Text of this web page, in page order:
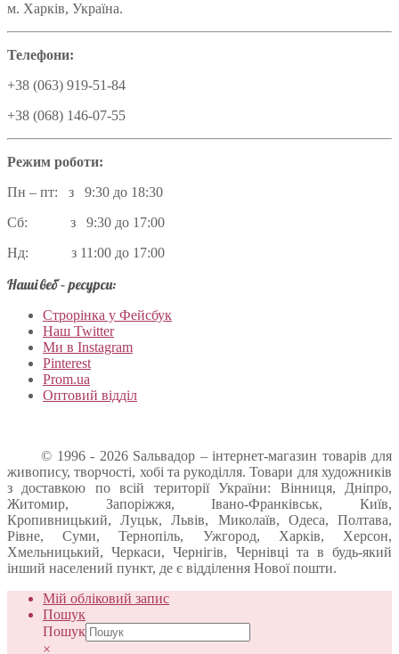
м. Харків, Україна.
Телефони:
+38 (063) 919-51-84
+38 (068) 146-07-55
Режим роботи:
Пн – пт: з 9:30 до 18:30
Сб: з 9:30 до 17:00
Нд: з 11:00 до 17:00
Наші веб – ресурси:
Строрінка у Фейсбук
Наш Twitter
Ми в Instagram
Pinterest
Prom.ua
Оптовий відділ
© 1996 - 2026 Sальвадор – інтернет-магазин товарів для
живопису, творчості, хобі та рукоділля. Товари для художників
з доставкою по всій території України: Вінниця, Дніпро,
Житомир, Запоріжжя, Івано-Франківськ, Київ,
Кропивницький, Луцьк, Львів, Миколаїв, Одеса, Полтава,
Рівне, Суми, Тернопіль, Ужгород, Харків, Херсон,
Хмельницький, Черкаси, Чернігів, Чернівці та в будь-який
інший населений пункт, де є відділення Нової пошти.
Мій обліковий запис
Пошук
Пошук
×